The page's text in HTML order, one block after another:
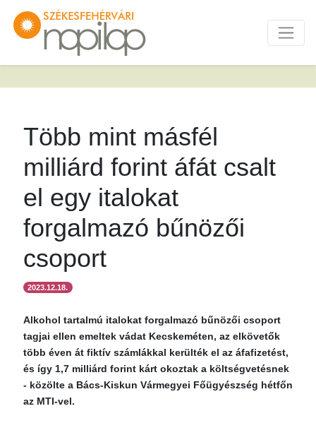
Több mint másfél
milliárd forint áfát csalt
el egy italokat
forgalmazó bűnözői
csoport
2023.12.18.
Alkohol tartalmú italokat forgalmazó bűnözői csoport
tagjai ellen emeltek vádat Kecskeméten, az elkövetők
több éven át fiktív számlákkal kerülték el az áfafizetést,
és így 1,7 milliárd forint kárt okoztak a költségvetésnek
- közölte a Bács-Kiskun Vármegyei Főügyészség hétfőn
az MTI-vel.